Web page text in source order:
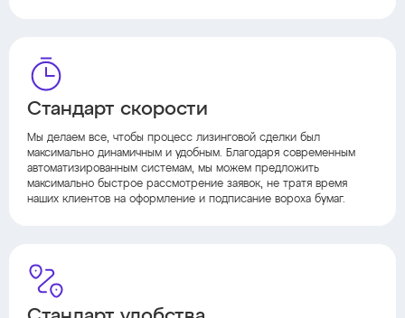
Стандарт скорости
Мы делаем все, чтобы процесс лизинговой сделки был
максимально динамичным и удобным. Благодаря современным
автоматизированным системам, мы можем предложить
максимально быстрое рассмотрение заявок, не тратя время
наших клиентов на оформление и подписание вороха бумаг.